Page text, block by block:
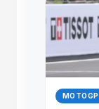
MOTOGP